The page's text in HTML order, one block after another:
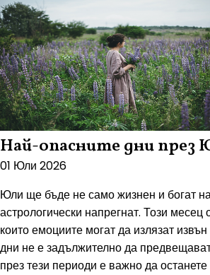
Най-опасните дни през
01 Юли 2026
Юли ще бъде не само жизнен и богат
астрологически напрегнат. Този месец
които емоциите могат да излязат
дни не е задължително да
през тези периоди е важно да останете